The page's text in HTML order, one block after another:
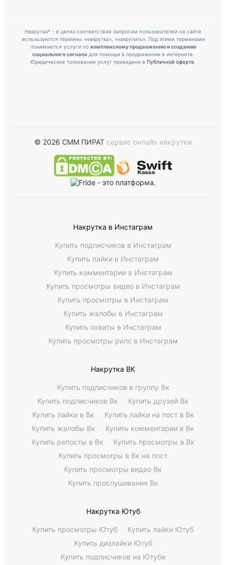
Накрутка* - в целях соответствия запросам пользователей на сайте
используются термины «накрутка», «накрутить». Под этими терминами
понимаются услуги по комплексному продвижению и созданию
социального сигналадля помощи в продвижении в интернете.
Юридическое толкование услуг приведено в Публичной оферте
© 2026 СММ ПИРАТ сервис онлайн накрутки
Накрутка в Инстаграм
Купить подписчиков в Инстаграм
Купить лайки в Инстаграм
Купить комментарии в Инстаграм
Купить просмотры видео в Инстаграм
Купить просмотры в Инстаграм
Купить жалобы в Инстаграм
Купить охваты в Инстаграм
Купить просмотры рилс в Инстаграм
Накрутка ВК
Купить подписчиков в группу Вк
Купить подписчиков Вк
Купить друзей Вк
Купить лайки в Вк
Купить лайки на пост в Вк
Купить жалобы Вк
Купить комментарии в Вк
Купить репосты в Вк
Купить просмотры в Вк
Купить просмотры в Вк на пост
Купить просмотры видео Вк
Купить прослушивания Вк
Накрутка Ютуб
Купить просмотры Ютуб
Купить лайки Ютуб
Купить дизлайки Ютуб
Купить подписчиков на Ютубе